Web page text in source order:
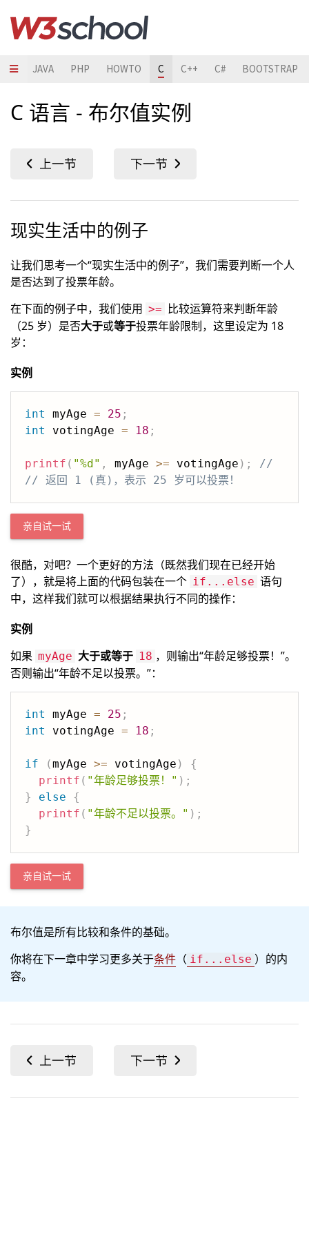
JAVA PHP HOWTO C C++ C# BOOTSTRAP
C 语言 - 布尔值实例
现实生活中的例子
让我们思考一个“现实生活中的例子”，我们需要判断一个人
是否达到了投票年龄。
在下面的例子中，我们使用 >= 比较运算符来判断年龄
（25 岁）是否大于或等于投票年龄限制，这里设定为 18
岁：
实例
int myAge = 25 ;
int
votingAge = 18 ;
printf ( "%d" , myAge >= votingAge ) ;
//
// 返回 1 (真)，表示 25 岁可以投票！
亲自试一试
很酷，对吧？一个更好的方法（既然我们现在已经开始
了），就是将上面的代码包装在一个 if...else 语句
中，这样我们就可以根据结果执行不同的操作：
实例
如果 myAge 大于或等于 18 ，则输出“年龄足够投票！”。
否则输出“年龄不足以投票。”：
int myAge = 25 ;
int
votingAge = 18 ;
if (myAge >= votingAge )
{
printf ( "年龄足够投票！" ) ;
}
else
{
printf ( "年龄不足以投票。" ) ;
}
亲自试一试
布尔值是所有比较和条件的基础。
你将在下一章中学习更多关于条件 （ if...else ）的内
容。